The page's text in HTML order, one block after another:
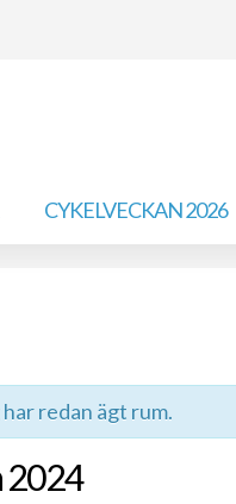
CYKELVECKAN 2026
redan ägt rum.
2024